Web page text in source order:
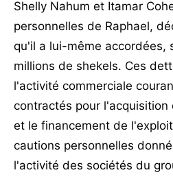
Shelly Nahum et Itamar
personnelles de Raphael,
qu'il a lui-même accordées,
millions de shekels. Ces
l'activité commerciale
contractés pour l'acquisition
et le financement de
cautions personnelles
l'activité des sociétés du